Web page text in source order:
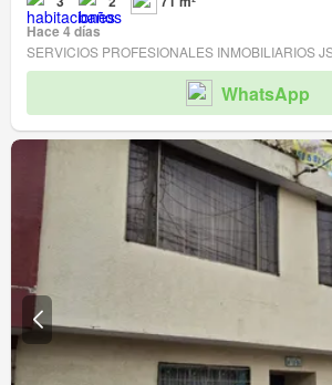
Hace 4 días
SERVICIOS PROFESIONALES INMOBILIARIOS
WhatsApp